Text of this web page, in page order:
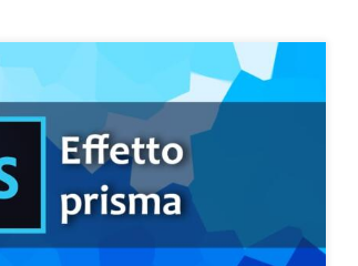
l’effetto prisma o l’effetto cristallo nelle
a crearlo con Cristallizza di Photoshop. In
descriverò come utilizzare l’effetto
ottenere delle grafiche accattivanti e
“Cristallizza” consente di
di tipo “prismatico“, ovvero converte
o una selezione in un misto di
forme angolari, simile […]